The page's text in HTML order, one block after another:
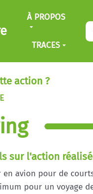
À PROPOS
TRACES
action ?
sur l'action
en avion pour de
pour un voyage